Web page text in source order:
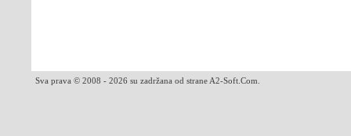
Sva prava © 2008 - 2026 su zadržana od strane A2-Soft.Com.